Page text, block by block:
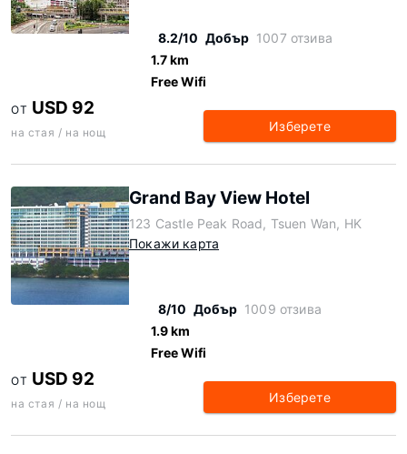
8.2/10 Добър 1007 отзива
1.7 km
Free Wifi
ОТ USD 92
на стая / на нощ Изберете
Grand Bay View Hotel
123 Castle Peak Road, Tsuen Wan, HK
Покажи карта
8/10 Добър 1009 отзива
1.9 km
Free Wifi
ОТ USD 92
на стая / на нощ Изберете